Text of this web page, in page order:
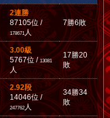
2連勝
87105位 /
178671人
7勝6敗
3.00級
5767位 /13081
人
17勝20
敗
2.92段
14046位 /
247762 人
34勝34
敗